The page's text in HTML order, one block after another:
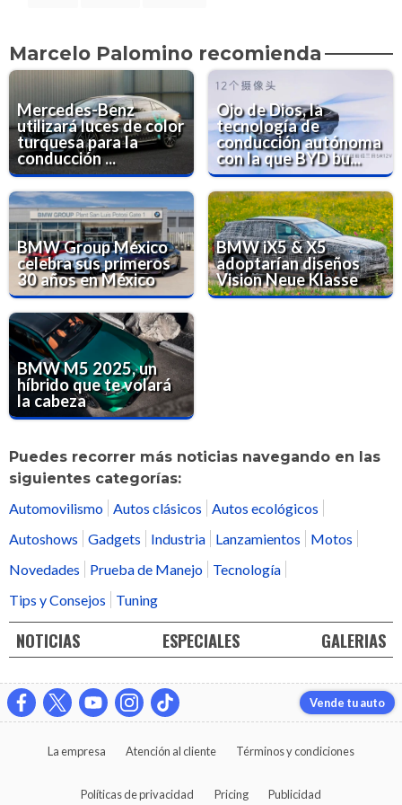
Marcelo Palomino recomienda
Mercedes-Benz
utilizará luces de color
turquesa para la
conducción ...
Ojo de Dios, la
tecnología de
conducción autónoma
con la que BYD bu...
BMW Group México
celebra sus primeros
30 años en México
BMW iX5 & X5
adoptarían diseños
Vision Neue Klasse
BMW M5 2025, un
híbrido que te volará
la cabeza
Puedes recorrer más noticias navegando en las
siguientes categorías:
Automovilismo Autos clásicos
Autos ecológicos
Autoshows
Gadgets Industria Lanzamientos
Motos
Novedades
Prueba de Manejo
Tecnología
Tips y Consejos
Tuning
NOTICIAS ESPECIALES GALERIAS
Vende tu auto
La empresa Atención al cliente Términos y condiciones
Políticas de privacidad Pricing Publicidad